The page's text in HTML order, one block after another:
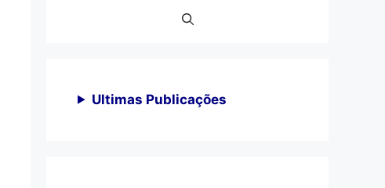
Ultimas Publicações